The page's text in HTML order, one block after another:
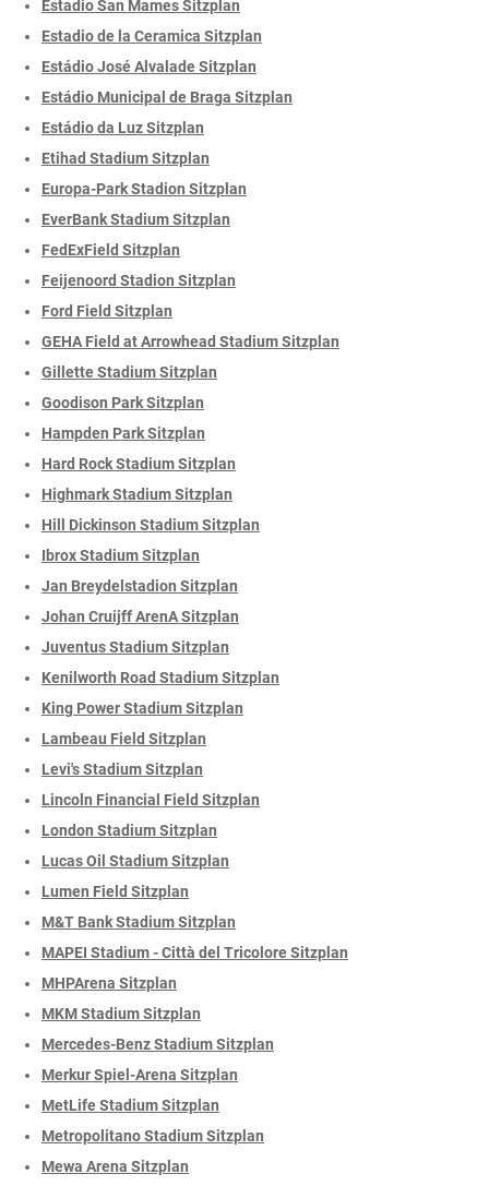
Estadio San Mames Sitzplan
Estadio de la Ceramica Sitzplan
Estádio José Alvalade Sitzplan
Estádio Municipal de Braga Sitzplan
Estádio da Luz Sitzplan
Etihad Stadium Sitzplan
Europa-Park Stadion Sitzplan
EverBank Stadium Sitzplan
FedExField Sitzplan
Feijenoord Stadion Sitzplan
Ford Field Sitzplan
GEHA Field at Arrowhead Stadium Sitzplan
Gillette Stadium Sitzplan
Goodison Park Sitzplan
Hampden Park Sitzplan
Hard Rock Stadium Sitzplan
Highmark Stadium Sitzplan
Hill Dickinson Stadium Sitzplan
Ibrox Stadium Sitzplan
Jan Breydelstadion Sitzplan
Johan Cruijff ArenA Sitzplan
Juventus Stadium Sitzplan
Kenilworth Road Stadium Sitzplan
King Power Stadium Sitzplan
Lambeau Field Sitzplan
Levi's Stadium Sitzplan
Lincoln Financial Field Sitzplan
London Stadium Sitzplan
Lucas Oil Stadium Sitzplan
Lumen Field Sitzplan
M&T Bank Stadium Sitzplan
MAPEI Stadium - Città del Tricolore Sitzplan
MHPArena Sitzplan
MKM Stadium Sitzplan
Mercedes-Benz Stadium Sitzplan
Merkur Spiel-Arena Sitzplan
MetLife Stadium Sitzplan
Metropolitano Stadium Sitzplan
Mewa Arena Sitzplan